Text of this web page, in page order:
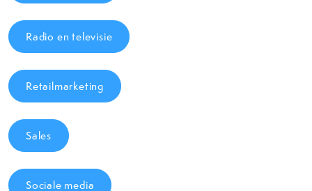
Radio en televisie
Retailmarketing
Sales
Sociale media